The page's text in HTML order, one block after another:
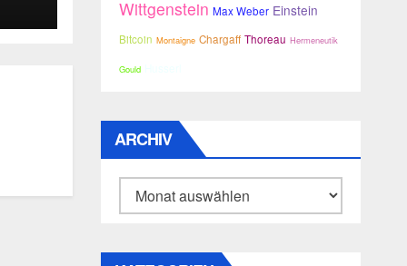
Wittgenstein Max Weber Einstein
Bitcoin Montaigne Chargaff Thoreau Hermeneutik
Gould
ARCHIV
Archiv